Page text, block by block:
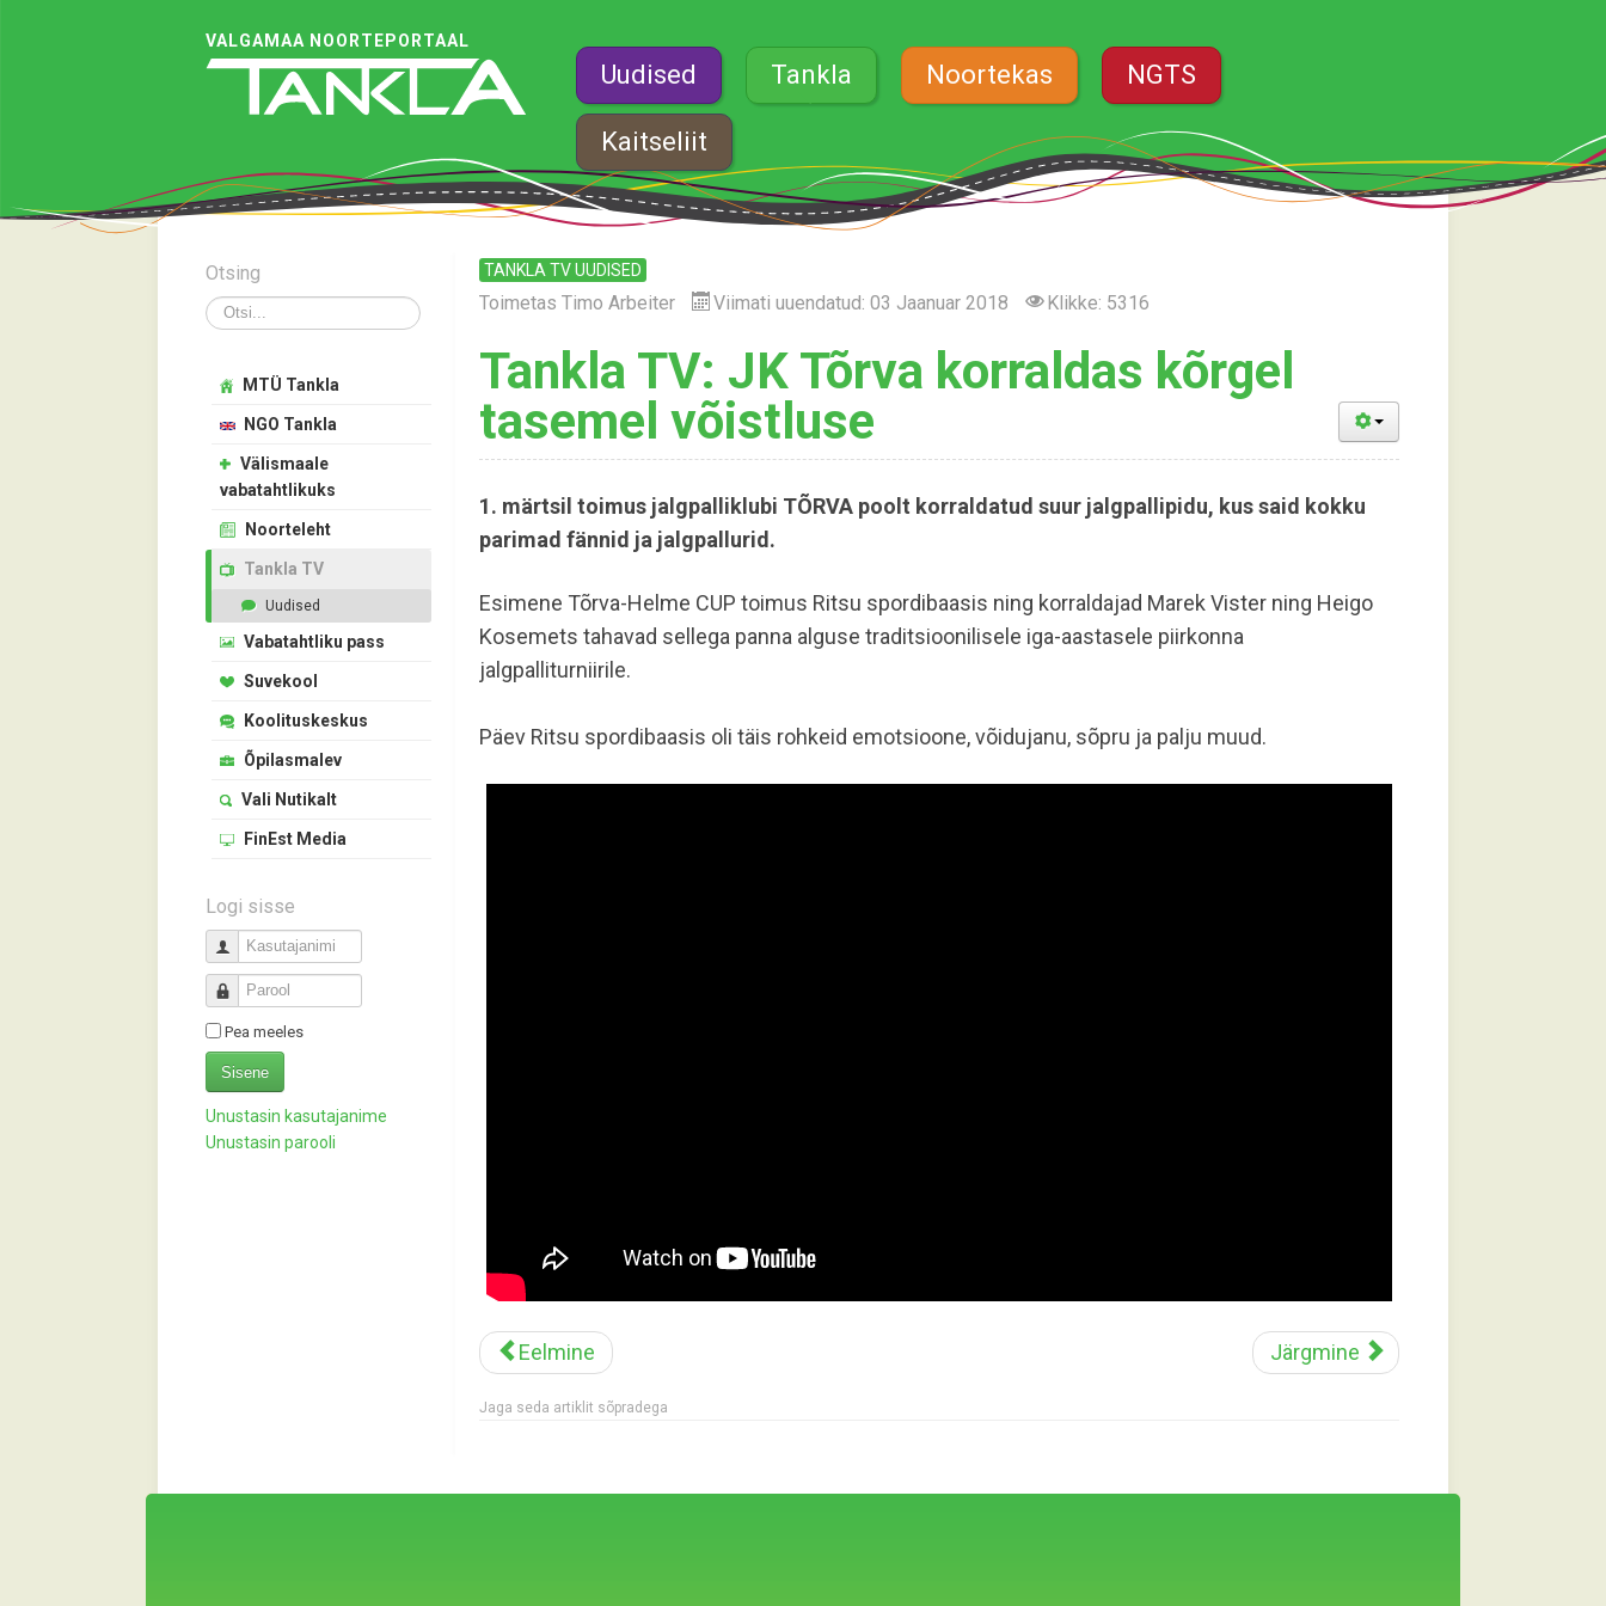
VALGAMAA NOORTEPORTAAL
Uudised Tankla Noortekas NGTS
Kaitseliit
Otsing
Otsi
MTÜ Tankla
NGO Tankla
Välismaale
vabatahtlikuks
Noorteleht
Tankla TV
Uudised
Vabatahtliku pass
Suvekool
Koolituskeskus
Õpilasmalev
Vali Nutikalt
FinEst Media
Logi sisse
Kasutajanimi
Parool
Pea meeles
Sisene
Unustasin kasutajanime
Unustasin parooli
TANKLA TV UUDISED
Toimetas Timo Arbeiter Viimati uuendatud: 03 Jaanuar 2018 Klikke: 5316
Tankla TV: JK Tõrva korraldas kõrgel
tasemel võistluse
1. märtsil toimus jalgpalliklubi TÕRVA poolt korraldatud suur jalgpallipidu, kus said kokku
parimad fännid ja jalgpallurid.
Esimene Tõrva-Helme CUP toimus Ritsu spordibaasis ning korraldajad Marek Vister ning Heigo
Kosemets tahavad sellega panna alguse traditsioonilisele iga-aastasele piirkonna
jalgpalliturniirile.
Päev Ritsu spordibaasis oli täis rohkeid emotsioone, võidujanu, sõpru ja palju muud.
Eelmine Järgmine
Jaga seda artiklit sõpradega